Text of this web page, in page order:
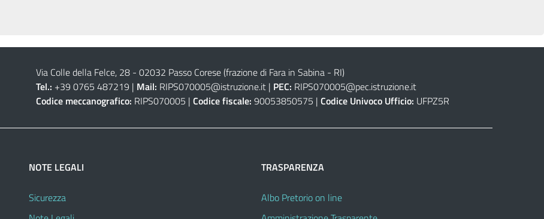
Via Colle della Felce, 28 - 02032 Passo Corese (frazione di Fara in Sabina - RI)
Tel.: +39 0765 487219 | Mail: RIPS070005@istruzione.it| PEC: RIPS070005@pec.istruzione.it
Codice meccanografico: RIPS070005 | Codice fiscale: 90053850575 | Codice Univoco Ufficio: UFPZ5R
NOTE LEGALI
Sicurezza
TRASPARENZA
Albo Pretorio on line